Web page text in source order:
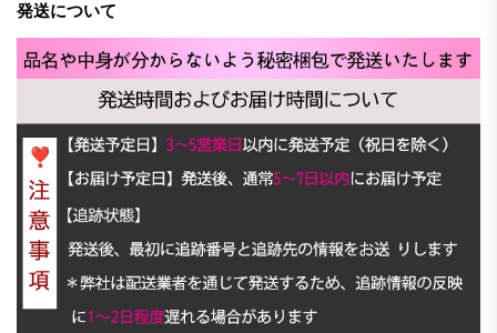
発送について